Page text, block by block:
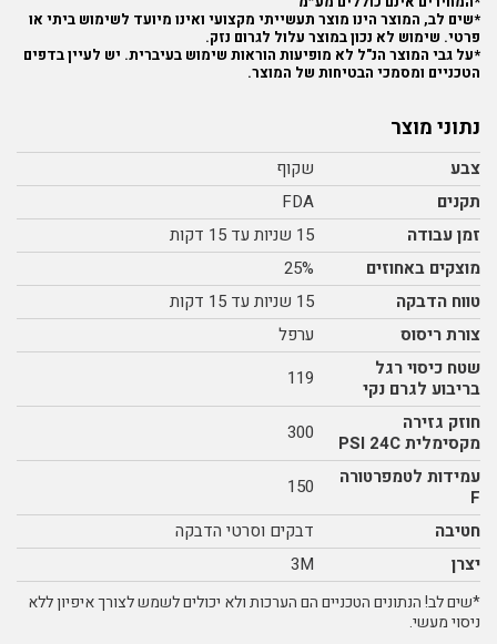
*שים לב, המוצר הינו מוצר תעשייתי מקצועי ואינו מיועד לשימוש ביתי או
פרטי. שימוש לא נכון במוצר עלול לגרום נזק.
*על גבי המוצר הנ"ל לא מופיעות הוראות שימוש בעיברית. יש לעיין בדפים
הטכניים ומסמכי הבטיחות של המוצר.
נתוני מוצר
צבע
שקוף
תקנים
FDA
זמן עבודה
15 שניות עד 15 דקות
מוצקים באחוזים
25%
טווח הדבקה
15 שניות עד 15 דקות
צורת ריסוס
ערפל
שטח כיסוי רגל
בריבוע לגרם נקי
119
חוזק גזירה
מקסימלית PSI 24C
300
עמידות לטמפרטורה
F
150
חטיבה
דבקים וסרטי הדבקה
יצרן
3M
*שים לב! הנתונים הטכניים הם הערכות ולא יכולים לשמש לצורך איפיון ללא
ניסוי מעשי.